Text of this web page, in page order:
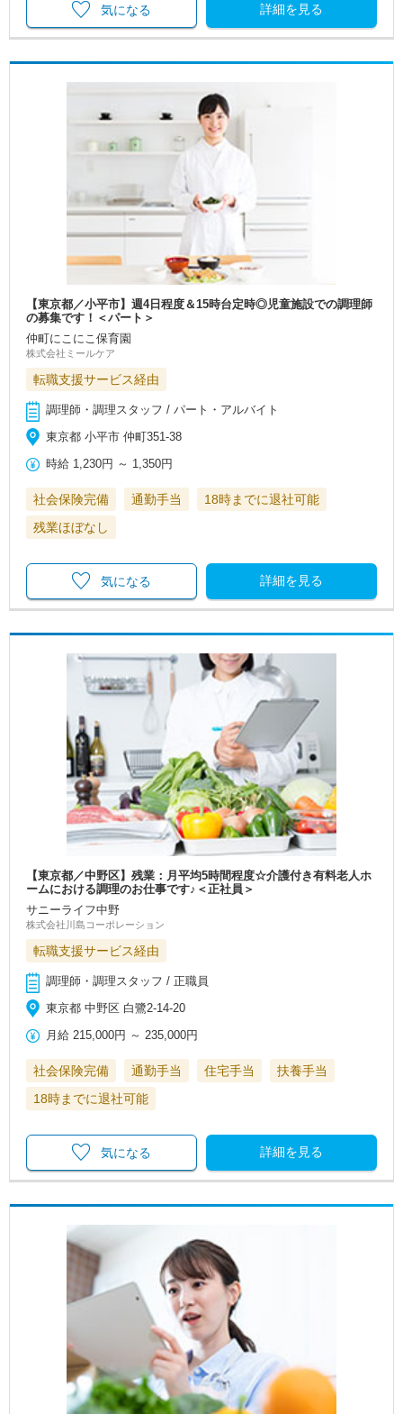
詳細を見る
気になる
【東京都／小平市】週4日程度＆15時台定時◎児童施設での調理師
の募集です！＜パート＞
仲町にこにこ保育園
株式会社ミールケア
転職支援サービス経由
調理師・調理スタッフ / パート・アルバイト
東京都 小平市 仲町351-38
時給 1,230円 ～ 1,350円
社会保険完備 通勤手当
18時までに退社可能
残業ほぼなし
詳細を見る
気になる
【東京都／中野区】残業：月平均5時間程度☆介護付き有料老人ホ
ームにおける調理のお仕事です♪＜正社員＞
サニーライフ中野
株式会社川島コーポレーション
転職支援サービス経由
調理師・調理スタッフ / 正職員
東京都 中野区 白鷺2-14-20
月給 215,000円 ～235,000円
社会保険完備 通勤手当 住宅手当
扶養手当
18時までに退社可能
詳細を見る
気になる